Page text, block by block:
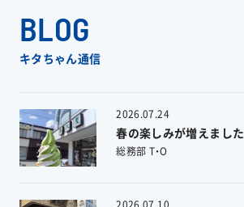
BLOG
キタちゃん通信
2026.07.24
春の楽しみが増えました
総務部 T・O